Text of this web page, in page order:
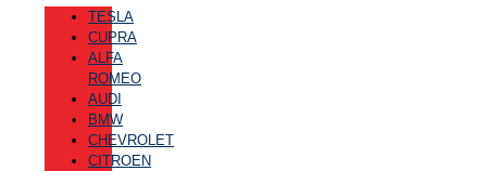
TESLA
CUPRA
ALFA
ROMEO
AUDI
BMW
CHEVROLET
CITROEN